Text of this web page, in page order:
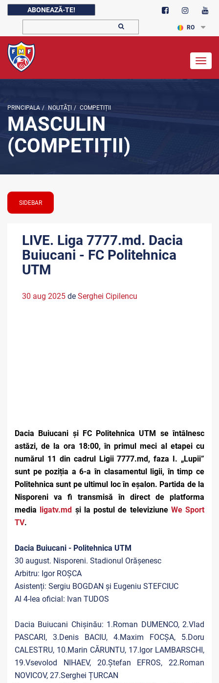
ABONEAZĂ-TE!
RO
PRINCIPALA / NOUTĂŢI / COMPETIȚII
MASCULIN
(COMPETIȚII)
SIDEBAR
LIVE. Liga 7777.md. Dacia
Buiucani - FC Politehnica
UTM
30 aug 2025 de Serghei Cipilencu
Dacia Buiucani și FC Politehnica UTM se întâlnesc
astăzi, de la ora 18:00, în primul meci al etapei cu
numărul 11 din cadrul Ligii 7777.md, faza I. „Lupii”
sunt pe poziția a 6-a în clasamentul ligii, în timp ce
Politehnica sunt pe ultimul loc în eșalon. Partida de la
Nisporeni va fi transmisă în direct de platforma
media
ligatv.md și la postul de televiziune We Sport
TV.
Dacia Buiucani - Politehnica UTM
30 august. Nisporeni. Stadionul Orășenesc
Arbitru: Igor ROȘCA
Asistenți: Sergiu BOGDAN și Eugeniu STEFCIUC
Al 4-lea oficial: Ivan TUDOS
Dacia Buiucani Chișinău: 1.Roman DUMENCO, 2.Vlad
PASCARI, 3.Denis BACIU, 4.Maxim FOCȘA, 5.Doru
CALESTRU, 10.Marin CĂRUNTU, 17.Igor LAMBARSCHI,
19.Vsevolod NIHAEV, 20.Ștefan EFROS, 22.Roman
NOVICOV, 27.Serghei ȚURCAN